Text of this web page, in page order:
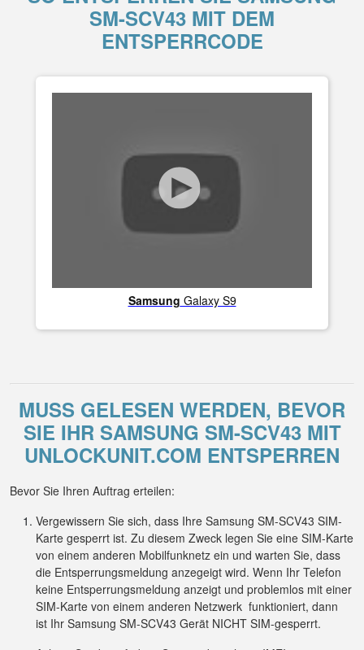
SM-SCV43 MIT DEM
ENTSPERRCODE
Samsung Galaxy S9
MUSS GELESEN WERDEN, BEVOR
SIE IHR SAMSUNG SM-SCV43 MIT
UNLOCKUNIT.COM ENTSPERREN
Bevor Sie Ihren Auftrag erteilen:
Vergewissern Sie sich, dass Ihre Samsung SM-SCV43 SIM-
Karte gesperrt ist. Zu diesem Zweck legen Sie eine SIM-Karte
von einem anderen Mobilfunknetz ein und warten Sie, dass
die Entsperrungsmeldung anzegeigt wird. Wenn Ihr Telefon
keine Entsperrungsmeldung anzeigt und problemlos mit einer
SIM-Karte von einem anderen Netzwerk funktioniert, dann
ist Ihr Samsung SM-SCV43 Gerät NICHT SIM-gesperrt.